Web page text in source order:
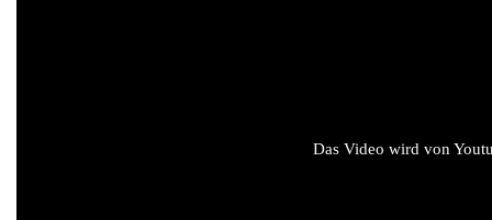
Das Video wird von